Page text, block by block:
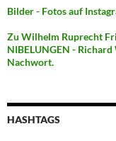
Bilder - Fotos auf
Zu Wilhelm Ruprecht
NIBELUNGEN -
Nachwort.
HASHTAGS